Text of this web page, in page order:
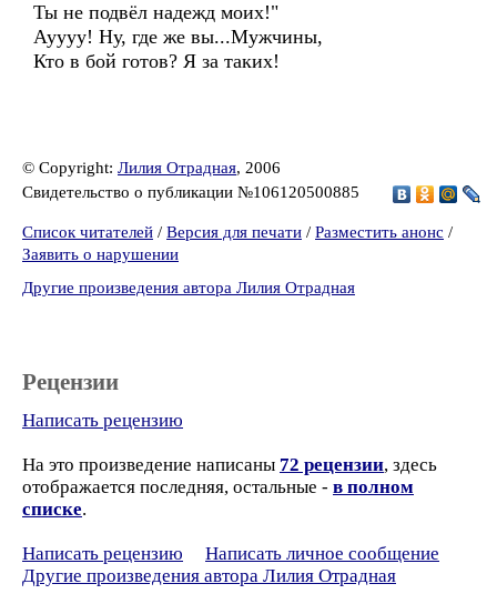
Ты не подвёл надежд моих!"
Ауууу! Ну, где же вы...Мужчины,
Кто в бой готов? Я за таких!
© Copyright: Лилия Отрадная, 2006
Свидетельство о публикации №106120500885
Список читателей / Версия для печати / Разместить анонс /
Заявить о нарушении
Другие произведения автора Лилия Отрадная
Рецензии
Написать рецензию
На это произведение написаны 72 рецензии, здесь
отображается последняя, остальные - в полном
списке.
Написать рецензию
Написать личное сообщение
Другие произведения автора Лилия Отрадная